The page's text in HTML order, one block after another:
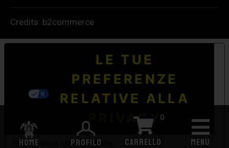
HOME PROFILO CARRELLO
0
MENU
Credits: b2commerce
Informativa sulla raccolta
LE TUE
PREFERENZE
RELATIVE ALLA
PRIVACY